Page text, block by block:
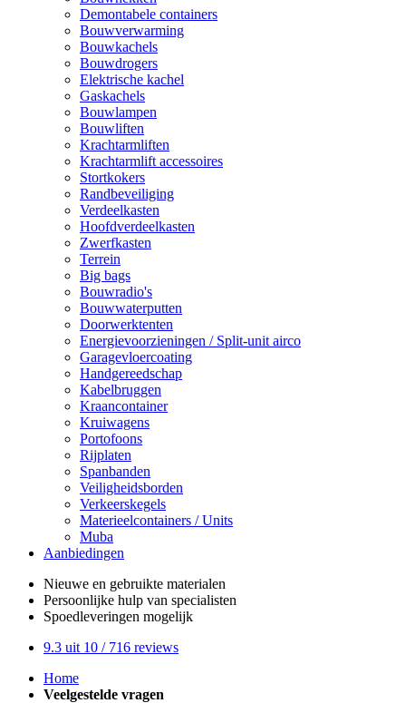
Demontabele containers
Bouwverwarming
Bouwkachels
Bouwdrogers
Elektrische kachel
Gaskachels
Bouwlampen
Bouwliften
Krachtarmliften
Krachtarmlift accessoires
Stortkokers
Randbeveiliging
Verdeelkasten
Hoofdverdeelkasten
Zwerfkasten
Terrein
Big bags
Bouwradio's
Bouwwaterputten
Doorwerktenten
Energievoorzieningen / Split-unit airco
Garagevloercoating
Handgereedschap
Kabelbruggen
Kraancontainer
Kruiwagens
Portofoons
Rijplaten
Spanbanden
Veiligheidsborden
Verkeerskegels
Materieelcontainers / Units
Muba
Aanbiedingen
Nieuwe en gebruikte materialen
Persoonlijke hulp van specialisten
Spoedleveringen mogelijk
9.3 uit 10 / 716 reviews
Home
Veelgestelde vragen